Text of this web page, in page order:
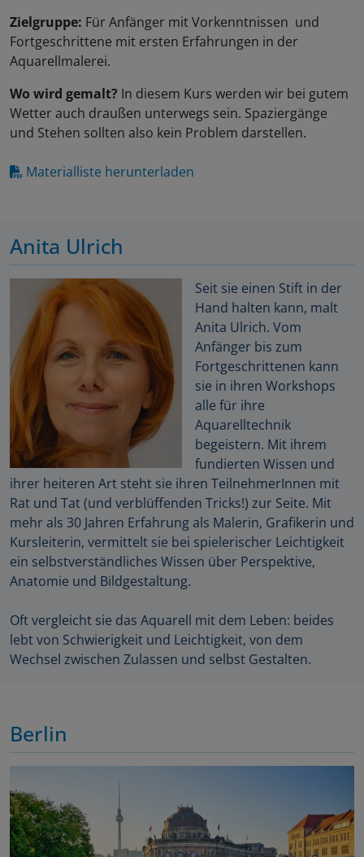
Zielgruppe: Für Anfänger mit Vorkenntnissen und
Fortgeschrittene mit ersten Erfahrungen in der
Aquarellmalerei.
Wo wird gemalt? In diesem Kurs werden wir bei gutem
Wetter auch draußen unterwegs sein. Spaziergänge
und Stehen sollten also kein Problem darstellen.
Materialliste herunterladen
Anita Ulrich
Seit sie einen Stift in der
Hand halten kann, malt
Anita Ulrich. Vom
Anfänger bis zum
Fortgeschrittenen kann
sie in ihren Workshops
alle für ihre
Aquarelltechnik
begeistern. Mit ihrem
fundierten Wissen und
ihrer heiteren Art steht sie ihren TeilnehmerInnen mit
Rat und Tat (und verblüffenden Tricks!) zur Seite. Mit
mehr als 30 Jahren Erfahrung als Malerin, Grafikerin und
Kursleiterin, vermittelt sie bei spielerischer Leichtigkeit
ein selbstverständliches Wissen über Perspektive,
Anatomie und Bildgestaltung.
Oft vergleicht sie das Aquarell mit dem Leben: beides
lebt von Schwierigkeit und Leichtigkeit, von dem
Wechsel zwischen Zulassen und selbst Gestalten.
Berlin